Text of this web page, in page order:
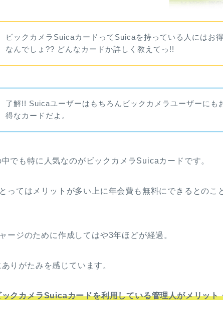
ビックカメラSuicaカードってSuicaを持っている人にはお得
なんでしょ?? どんなカードか詳しく教えてっ!!
了解!! Suicaユーザーはもちろんビックカメラユーザーにも
得なカードだよ。
でも特に人気なのがビックカメラSuicaカードです。
ってはメリットが多い上に年会費も無料にできるとのこ
ージのために作成してはや3年ほどが経過。
りがたみを感じています。
ックカメラSuicaカードを利用している管理人がメリット